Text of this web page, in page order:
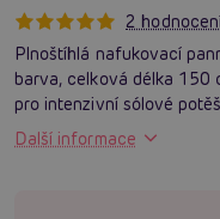
2
Plnoštíhlá nafukovací
barva, celková délka 150
pro intenzivní sólové
Další informace